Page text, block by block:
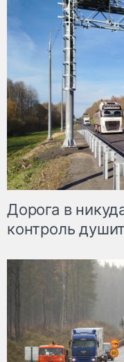
Дорога в
контроль